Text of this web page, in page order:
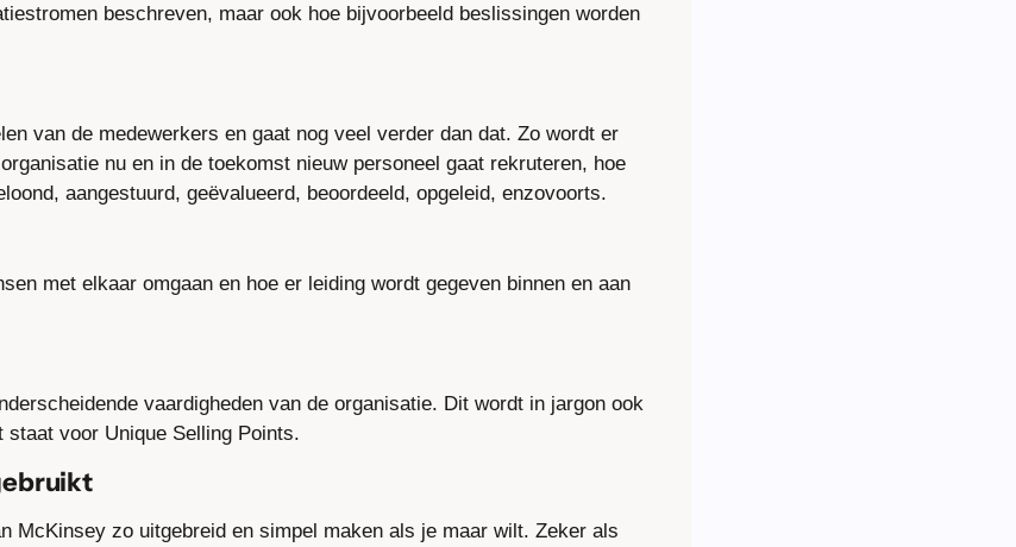
beschreven, maar ook hoe bijvoorbeeld beslissingen worden
van de medewerkers en gaat nog veel verder dan dat. Zo wordt er
nu en in de toekomst nieuw personeel gaat rekruteren, hoe
aangestuurd, geëvalueerd, beoordeeld, opgeleid, enzovoorts.
met elkaar omgaan en hoe er leiding wordt gegeven binnen en aan
vaardigheden van de organisatie. Dit wordt in jargon ook
staat voor Unique Selling Points.
McKinsey zo uitgebreid en simpel maken als je maar wilt. Zeker als